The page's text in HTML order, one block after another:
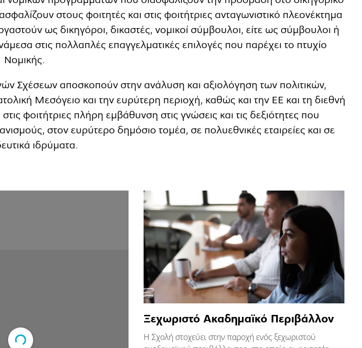
στους φοιτητές και στις φοιτήτριες ανταγωνιστικό πλεονέκτημα
ως δικηγόροι, δικαστές, νομικοί σύμβουλοι, είτε ως σύμβουλοι ή
στις πολλαπλές επαγγελματικές επιλογές που παρέχει το πτυχίο
Νομικής.
Σχέσεων αποσκοπούν στην ανάλυση και αξιολόγηση των πολιτικών,
Μεσόγειο και την ευρύτερη περιοχή, καθώς και την ΕΕ και τη διεθνή
φοιτήτριες πλήρη εμβάθυνση στις γνώσεις και τις δεξιότητες που
στον ευρύτερο δημόσιο τομέα, σε πολυεθνικές εταιρείες και σε
ιδρύματα.
Ξεχωριστό Ακαδημαϊκό Περιβάλλον
Η Σχολή στοχεύει στην παροχή ενός ξεχωριστού